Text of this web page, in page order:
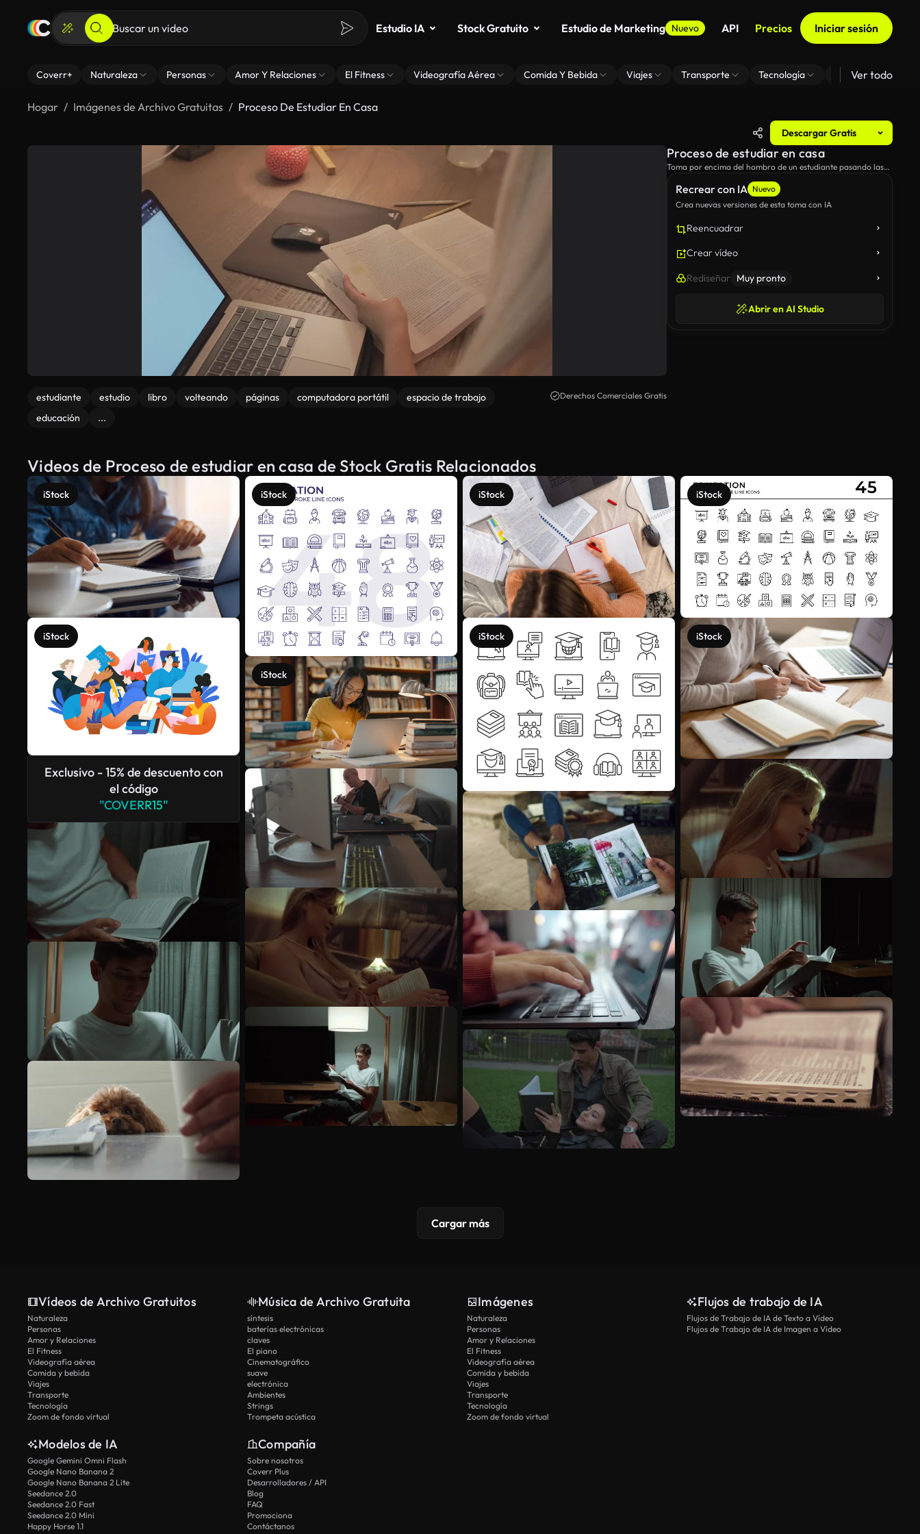
Estudio IA Stock Gratuito Estudio de Marketing Nuevo API Precios Iniciar sesión
Coverr+ Naturaleza Personas Amor Y Relaciones El Fitness Videografía Aérea Comida Y Bebida Viajes Transporte Tecnología Zoom De Fondo
Ver todo
Hogar Imágenes de Archivo Gratuitas Proceso De Estudiar En Casa
Descargar Gratis
estudiante estudio libro volteando páginas computadora portátil
espacio de trabajo
educación
...
Derechos Comerciales Gratis
Recrear con IA Nuevo
Crea nuevas versiones de esta toma con IA
Reencuadrar
Crear vídeo
Rediseñar Muy pronto
Abrir en AI Studio
Proceso de estudiar en casa
Toma por encima del hombro de un estudiante pasando las
Videos de Proceso de estudiar en casa de Stock Gratis Relacionados
iStock
iStock
Exclusivo - 15% de descuento con
el código
"COVERR15"
iStock
iStock
iStock
iStock
iStock
iStock
Ver más
Cargar más
Vídeos de Archivo Gratuitos
Naturaleza
Personas
Amor y Relaciones
El Fitness
Videografía aérea
Comida y bebida
Viajes
Transporte
Tecnología
Zoom de fondo virtual
Música de Archivo Gratuita
síntesis
baterías electrónicas
claves
El piano
Cinematográfico
suave
electrónica
Ambientes
Strings
Trompeta acústica
Imágenes
Naturaleza
Personas
Amor y Relaciones
El Fitness
Videografía aérea
Comida y bebida
Viajes
Transporte
Tecnología
Zoom de fondo virtual
Flujos de trabajo de IA
Flujos de Trabajo de IA de Texto a Vídeo
Flujos de Trabajo de IA de Imagen a Vídeo
Modelos de IA
Google Gemini Omni Flash
Google Nano Banana 2
Google Nano Banana 2 Lite
Seedance 2.0
Seedance 2.0 Fast
Seedance 2.0 Mini
Happy Horse 1.1
Compañía
Sobre nosotros
Coverr Plus
Desarrolladores / API
Blog
FAQ
Promociona
Contáctanos